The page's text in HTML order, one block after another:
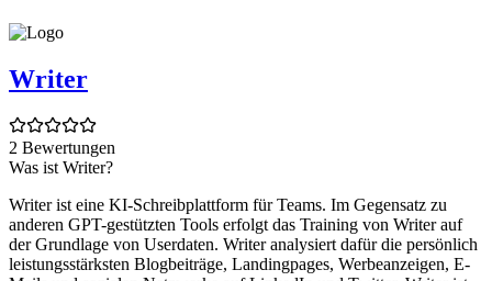
Writer
2 Bewertungen
Was ist Writer?
Writer ist eine KI-Schreibplattform für Teams. Im Gegensatz zu
anderen GPT-gestützten Tools erfolgt das Training von Writer auf
der Grundlage von Userdaten. Writer analysiert dafür die persönlich
leistungsstärksten Blogbeiträge, Landingpages, Werbeanzeigen, E-